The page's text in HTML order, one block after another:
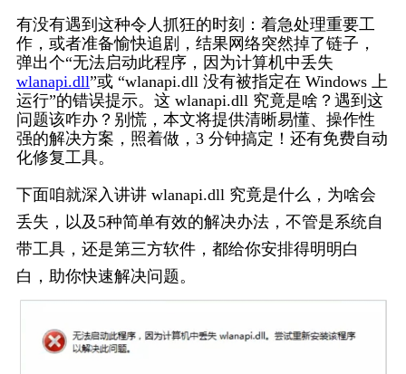
有没有遇到这种令人抓狂的时刻：着急处理重要工
作，或者准备愉快追剧，结果网络突然掉了链子，
弹出个“无法启动此程序，因为计算机中丢失
wlanapi.dll”或 “wlanapi.dll 没有被指定在 Windows 上
运行”的错误提示。这 wlanapi.dll 究竟是啥？遇到这
问题该咋办？别慌，本文将提供清晰易懂、操作性
强的解决方案，照着做，3 分钟搞定！还有免费自动
化修复工具。
下面咱就深入讲讲 wlanapi.dll 究竟是什么，为啥会
丢失，以及5种简单有效的解决办法，不管是系统自
带工具，还是第三方软件，都给你安排得明明白
白，助你快速解决问题。